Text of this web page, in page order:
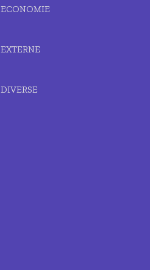
ECONOMIE
EXTERNE
DIVERSE